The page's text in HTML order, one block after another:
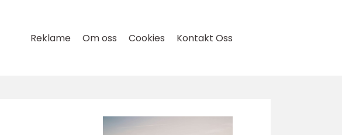
Reklame Om oss Cookies Kontakt Oss